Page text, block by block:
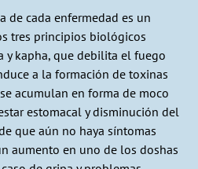
de cada enfermedad es un
tres principios biológicos
y kapha, que debilita el fuego
a la formación de toxinas
acumulan en forma de moco
estomacal y disminución del
que aún no haya síntomas
aumento en uno de los doshas